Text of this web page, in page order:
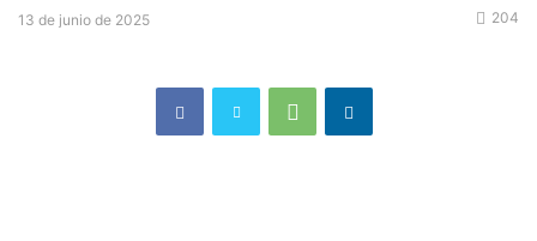
13 de junio de 2025 204